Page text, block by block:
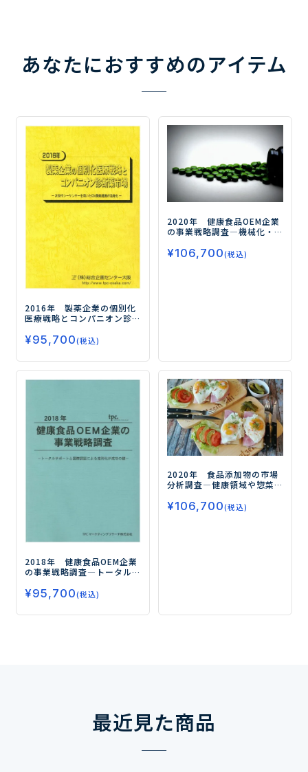
あなたにおすすめのアイテム
2016年 製薬企業の個別化
医療戦略とコンパニオン診
サーを用いたCDx開発提携が
活発化―
¥95,700(税込)
2020年 健康食品OEM企業
の事業戦略調査―機械化・
への人材投資が活発化―
¥106,700(税込)
2018年 健康食品OEM企業
の事業戦略調査―トータル
差別化が成功の鍵―
¥95,700(税込)
2020年 食品添加物の市場
分析調査―健康領域や惣菜
ション開発が活発化―
¥106,700(税込)
最近見た商品